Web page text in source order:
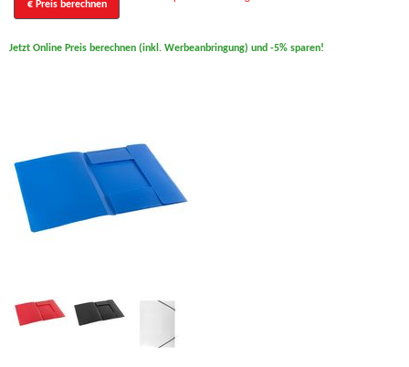
€ Preis berechnen
Jetzt Online Preis berechnen (inkl. Werbeanbringung) und -5% sparen!